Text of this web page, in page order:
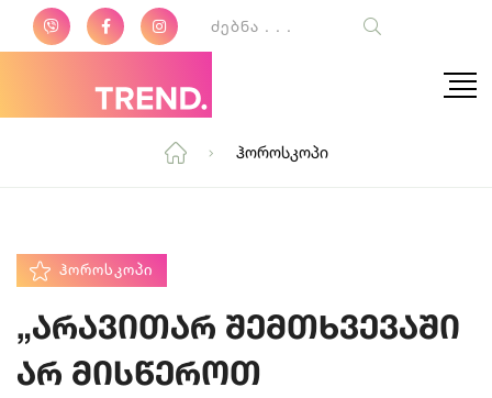
Ჰოროსკოპი
ᲰᲝᲠᲝᲡᲙᲝᲞᲘ
„არავითარ შემთხვევაში
არ მისწეროთ